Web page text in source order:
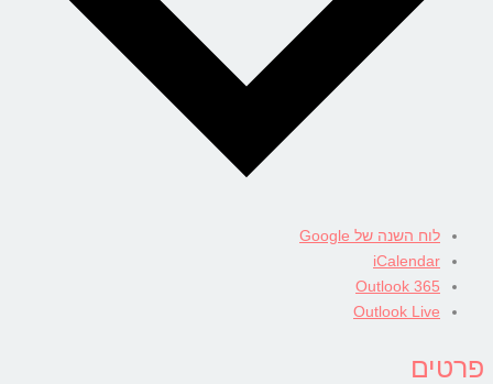
לוח השנה של Google
iCalendar
Outlook 365
Outlook Live
פרטים